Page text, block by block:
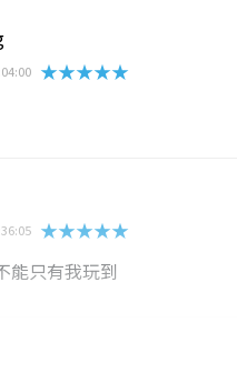
★★★★★
★★★★★
能只有我玩到